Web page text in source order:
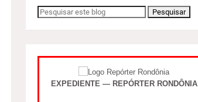
EXPEDIENTE — REPÓRTER RONDÔNIA